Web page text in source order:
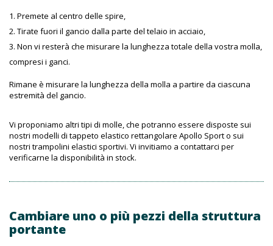
Premete al centro delle spire,
Tirate fuori il gancio dalla parte del telaio in acciaio,
Non vi resterà che misurare la lunghezza totale della vostra molla,
compresi i ganci.
Rimane è misurare la lunghezza della molla a partire da ciascuna
estremità del gancio.
Vi proponiamo altri tipi di molle, che potranno essere disposte sui
nostri modelli di tappeto elastico rettangolare Apollo Sport o sui
nostri trampolini elastici sportivi. Vi invitiamo a contattarci per
verificarne la disponibilità in stock.
Cambiare uno o più pezzi della struttura
portante